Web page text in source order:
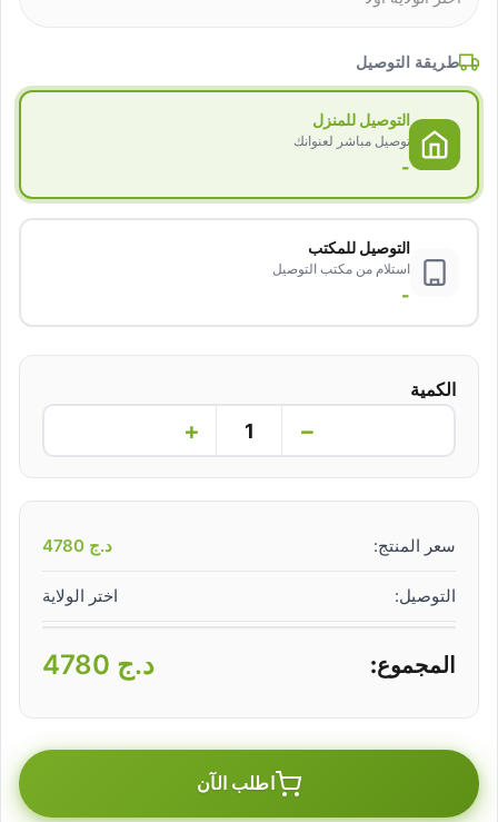
طريقة التوصيل
التوصيل للمنزل
توصيل مباشر لعنوانك
-
التوصيل للمكتب
استلام من مكتب التوصيل
-
الكمية
−
+
سعر المنتج: د.ج
التوصيل: اختر الولاية
المجموع: د.ج
اطلب الآن